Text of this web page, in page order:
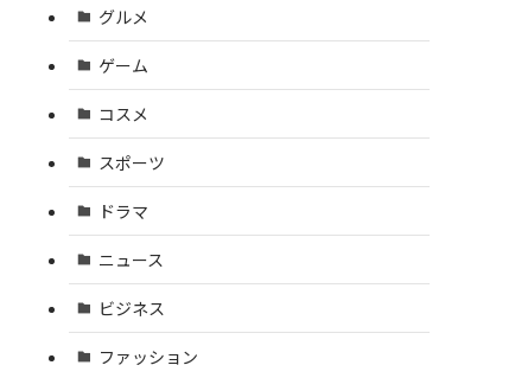
グルメ
ゲーム
コスメ
スポーツ
ドラマ
ニュース
ビジネス
ファッション